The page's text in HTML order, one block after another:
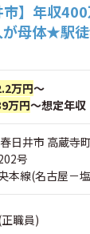
市】年収
母体★駅
万円～
万円～想定年収
日井市 高蔵寺
号
本線(名古屋－
職員)